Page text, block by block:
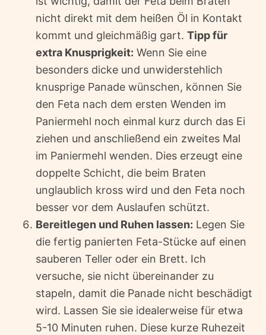
nicht direkt mit dem heißen Öl in Kontakt
kommt und gleichmäßig gart. Tipp für
extra Knusprigkeit: Wenn Sie eine
besonders dicke und unwiderstehlich
knusprige Panade wünschen, können Sie
den Feta nach dem ersten Wenden im
Paniermehl noch einmal kurz durch das Ei
ziehen und anschließend ein zweites Mal
im Paniermehl wenden. Dies erzeugt eine
doppelte Schicht, die beim Braten
unglaublich kross wird und den Feta noch
besser vor dem Auslaufen schützt.
Bereitlegen und Ruhen lassen: Legen Sie
die fertig panierten Feta-Stücke auf einen
sauberen Teller oder ein Brett. Ich
versuche, sie nicht übereinander zu
stapeln, damit die Panade nicht beschädigt
wird. Lassen Sie sie idealerweise für etwa
5-10 Minuten ruhen. Diese kurze Ruhezeit